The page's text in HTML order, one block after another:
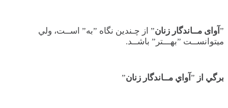
” آوای مــاندگار زنان” از چـندين نگاه ”به” اســت، ولي
ميتوانســت ”بهـــتر” باشــد.
برگي از ” آواي مــاندگار زنان”